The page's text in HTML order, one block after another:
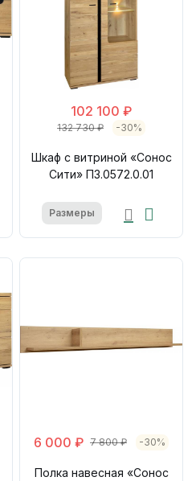
102 100 ₽
132 730 ₽ -30%
Шкаф с витриной «Сонос
Сити» П3.0572.0.01
Размеры
6 000 ₽ 7 800 ₽ -30%
Полка навесная «Сонос